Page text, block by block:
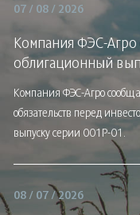
07 / 08 / 2026
Компания ФЭС-Агро
облигационный
Компания ФЭС-Агро
обязательств перед
выпуску серии 001Р-01.
08 / 07 / 2026